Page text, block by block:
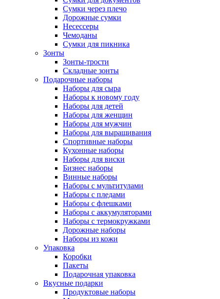
Сумки через плечо
Дорожные сумки
Несессеры
Чемоданы
Сумки для пикника
Зонты
Зонты-трости
Складные зонты
Подарочные наборы
Наборы для сыра
Наборы к новому году
Наборы для детей
Наборы для женщин
Наборы для мужчин
Наборы для выращивания
Спортивные наборы
Кухонные наборы
Наборы для виски
Бизнес наборы
Винные наборы
Наборы с мультитулами
Наборы с пледами
Наборы с флешками
Наборы с аккумуляторами
Наборы с термокружками
Дорожные наборы
Наборы из кожи
Упаковка
Коробки
Пакеты
Подарочная упаковка
Вкусные подарки
Продуктовые наборы